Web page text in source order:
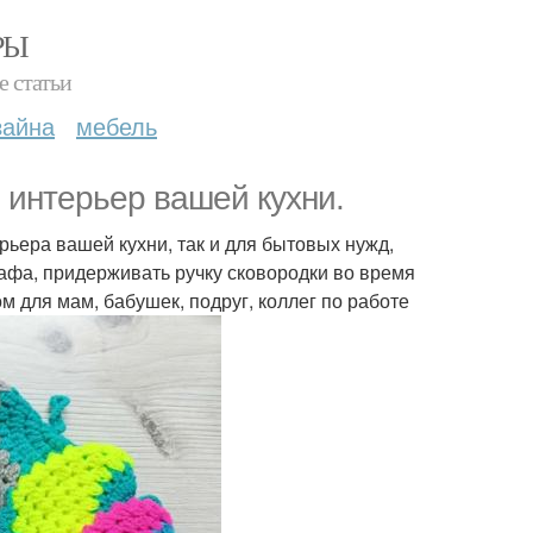
статьи
мебель
вашей кухни.
вашей кухни, так и для бытовых нужд,
придерживать ручку сковородки во время
для мам, бабушек, подруг, коллег по работе